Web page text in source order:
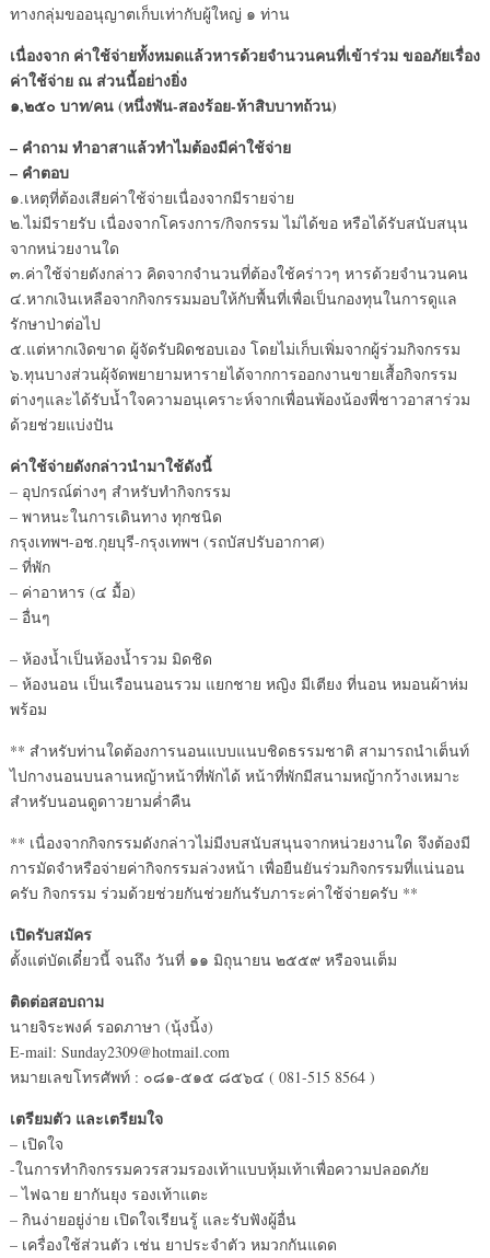
ทางกลุ่มขออนุญาตเก็บเท่ากับผู้ใหญ่ ๑ ท่าน
เนื่องจาก ค่าใช้จ่ายทั้งหมดแล้วหารด้วยจำนวนคนที่เข้าร่วม ขออภัยเรื่อง
ค่าใช้จ่าย ณ ส่วนนี้อย่างยิ่ง
๑,๒๕๐ บาท/คน (หนึ่งพัน-สองร้อย-ห้าสิบบาทถ้วน)
– คำถาม ทำอาสาแล้วทำไมต้องมีค่าใช้จ่าย
– คำตอบ
๑.เหตุที่ต้องเสียค่าใช้จ่ายเนื่องจากมีรายจ่าย
๒.ไม่มีรายรับ เนื่องจากโครงการ/กิจกรรม ไม่ได้ขอ หรือได้รับสนับสนุน
จากหน่วยงานใด
๓.ค่าใช้จ่ายดังกล่าว คิดจากจำนวนที่ต้องใช้คร่าวๆ หารด้วยจำนวนคน
๔.หากเงินเหลือจากกิจกรรมมอบให้กับพื้นที่เพื่อเป็นกองทุนในการดูแล
รักษาป่าต่อไป
๕.แต่หากเงิดขาด ผู้จัดรับผิดชอบเอง โดยไม่เก็บเพิ่มจากผู้ร่วมกิจกรรม
๖.ทุนบางส่วนผุ้จัดพยายามหารายได้จากการออกงานขายเสื้อกิจกรรม
ต่างๆและได้รับน้ำใจความอนุเคราะห์จากเพื่อนพ้องน้องพี่ชาวอาสาร่วม
ด้วยช่วยแบ่งปัน
ค่าใช้จ่ายดังกล่าวนำมาใช้ดังนี้
– อุปกรณ์ต่างๆ สำหรับทำกิจกรรม
– พาหนะในการเดินทาง ทุกชนิด
กรุงเทพฯ-อช.กุยบุรี-กรุงเทพฯ (รถบัสปรับอากาศ)
– ที่พัก
– ค่าอาหาร (๔ มื้อ)
– อื่นๆ
– ห้องน้ำเป็นห้องน้ำรวม มิดชิด
– ห้องนอน เป็นเรือนนอนรวม แยกชาย หญิง มีเตียง ที่นอน หมอนผ้าห่ม
พร้อม
** สำหรับท่านใดต้องการนอนแบบแนบชิดธรรมชาติ สามารถนำเต็นท์
ไปกางนอนบนลานหญ้าหน้าที่พักได้ หน้าที่พักมีสนามหญ้ากว้างเหมาะ
สำหรับนอนดูดาวยามค่ำคืน
** เนื่องจากกิจกรรมดังกล่าวไม่มีงบสนับสนุนจากหน่วยงานใด จึงต้องมี
การมัดจำหรือจ่ายค่ากิจกรรมล่วงหน้า เพื่อยืนยันร่วมกิจกรรมที่แน่นอน
ครับ กิจกรรม ร่วมด้วยช่วยกันช่วยกันรับภาระค่าใช้จ่ายครับ **
เปิดรับสมัคร
ตั้งแต่บัดเดี๋ยวนี้ จนถึง วันที่ ๑๑ มิถุนายน ๒๕๕๙ หรือจนเต็ม
ติดต่อสอบถาม
นายจิระพงค์ รอดภาษา (นุ้งนิ้ง)
E-mail: Sunday2309@hotmail.com
หมายเลขโทรศัพท์ : ๐๘๑-๕๑๕ ๘๕๖๔ ( 081-515 8564 )
เตรียมตัว และเตรียมใจ
– เปิดใจ
-ในการทำกิจกรรมควรสวมรองเท้าแบบหุ้มเท้าเพื่อความปลอดภัย
– ไฟฉาย ยากันยุง รองเท้าแตะ
– กินง่ายอยู่ง่าย เปิดใจเรียนรู้ และรับฟังผู้อื่น
– เครื่องใช้ส่วนตัว เช่น ยาประจำตัว หมวกกันแดด